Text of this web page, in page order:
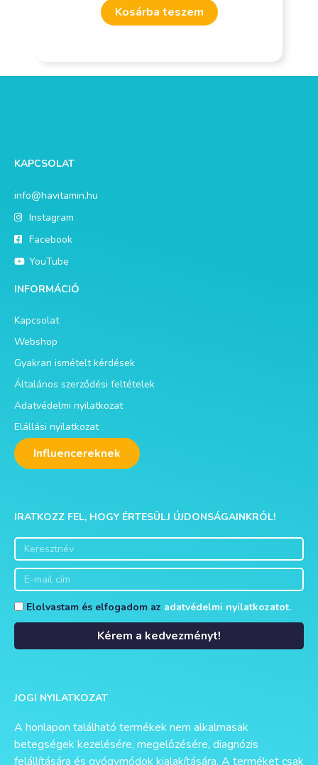
Kosárba teszem
KAPCSOLAT
info@havitamin.hu
Instagram
Facebook
YouTube
INFORMÁCIÓ
Kapcsolat
Webshop
Gyakran ismételt kérdések
Általános szerződési feltételek
Adatvédelmi nyilatkozat
Elállási nyilatkozat
Influencereknek
IRATKOZZ FEL, HOGY ÉRTESÜLJ ÚJDONSÁGAINKRÓL!
Elolvastam és elfogadom az adatvédelmi nyilatkozatot.
Kérem a kedvezményt!
JOGI NYILATKOZAT
A honlapon található termékek nem alkalmasak
betegségek kezelésére, megelőzésére, diagnózis
felállítására és gyógymódok kialakítására. A terméket csak